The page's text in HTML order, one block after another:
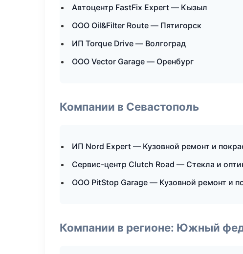
Автоцентр FastFix Expert — Кызыл
ООО Oil&Filter Route — Пятигорск
ИП Torque Drive — Волгоград
ООО Vector Garage — Оренбург
Компании в Севастополь
ИП Nord Expert — Кузовной ремонт и
Сервис-центр Clutch Road — Стекла и
ООО PitStop Garage — Кузовной ремонт и
Компании в регионе: Южный